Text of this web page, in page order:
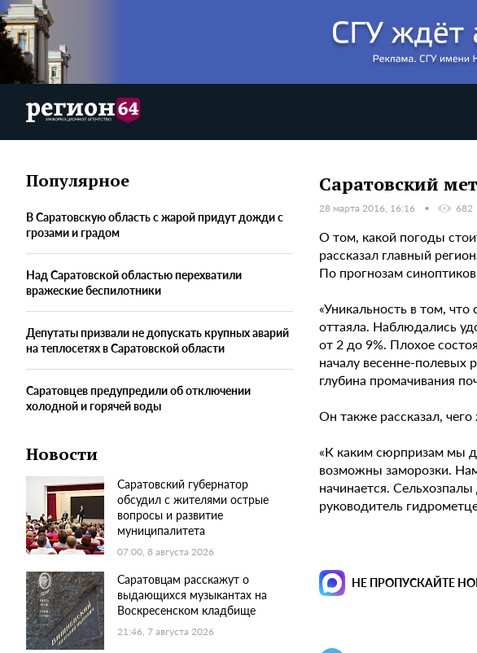
Популярное
В Саратовскую область с жарой придут дожди с
грозами и градом
Над Саратовской областью перехватили
вражеские беспилотники
Депутаты призвали не допускать крупных аварий
на теплосетях в Саратовской области
Саратовцев предупредили об отключении
холодной и горячей воды
Новости
Саратовский губернатор
обсудил с жителями острые
вопросы и развитие
муниципалитета
07:00, 8 августа 2026
Саратовцам расскажут о
выдающихся музыкантах на
Воскресенском кладбище
21:46, 7 августа 2026
Саратовский
28 марта 2016, 16:16 682
О том, какой погоды
рассказал главный
По прогнозам
«Уникальность в том,
оттаяла. Наблюдались
от 2 до 9%. Плохое
началу весенне-полевых
глубина промачивания
Он также рассказал,
«К каким сюрпризам мы
возможны заморозки.
начинается.
руководитель
НЕ ПРОПУСКАЙТЕ